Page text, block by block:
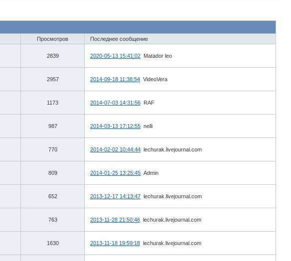
Просмотров Последнее сообщение
2839 2020-05-13 15:41:02 Matador leo
2957 2014-09-18 11:38:54 VideoVera
1173 2014-07-03 14:31:56 RAF
987 2014-03-13 17:12:55 nelli
770 2014-02-02 10:44:44 lechurak.livejournal.com
809 2014-01-25 13:25:45 Admin
652 2013-12-17 14:13:47 lechurak.livejournal.com
763 2013-11-28 21:50:46 lechurak.livejournal.com
1630 2013-11-18 19:59:18 lechurak.livejournal.com